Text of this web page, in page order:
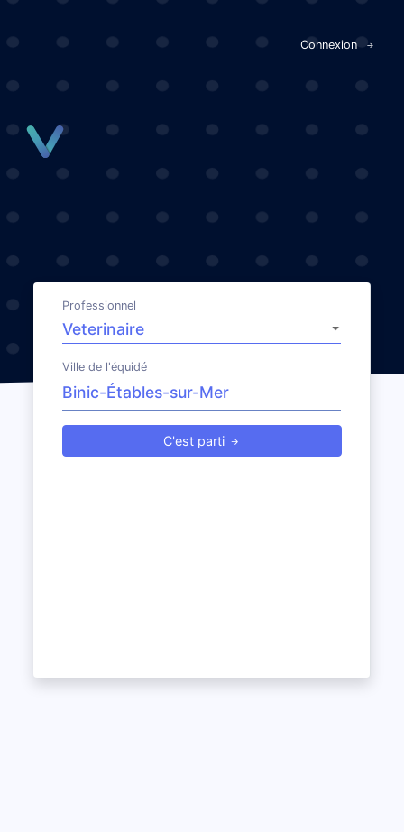
Connexion
Professionnel
Ville de l'équidé
C'est parti